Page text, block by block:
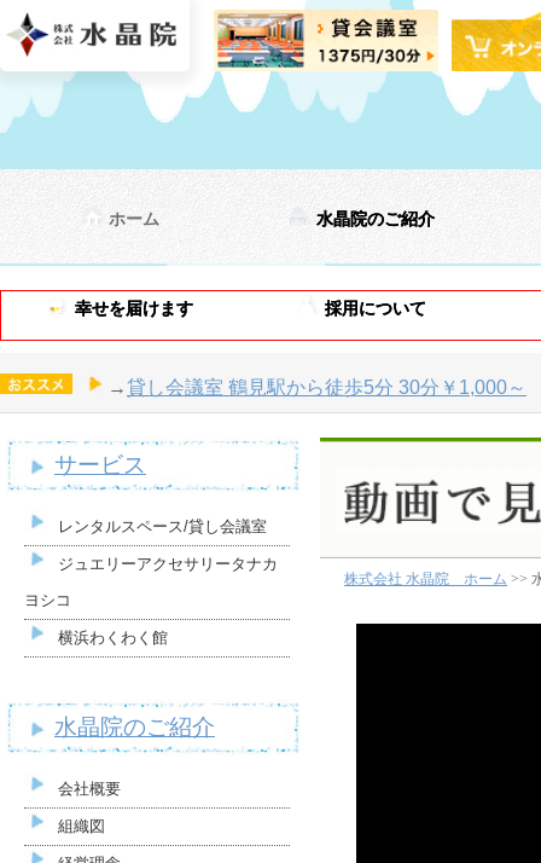
ホーム 水晶院のご紹介
幸せを届けます 採用について
→貸し会議室 鶴見駅から徒歩5分 30分￥1,000～
サービス
レンタルスペース/貸し会議室
ジュエリーアクセサリータナカ
ヨシコ
横浜わくわく館
水晶院のご紹介
会社概要
組織図
株式会社 水晶院 ホーム >>